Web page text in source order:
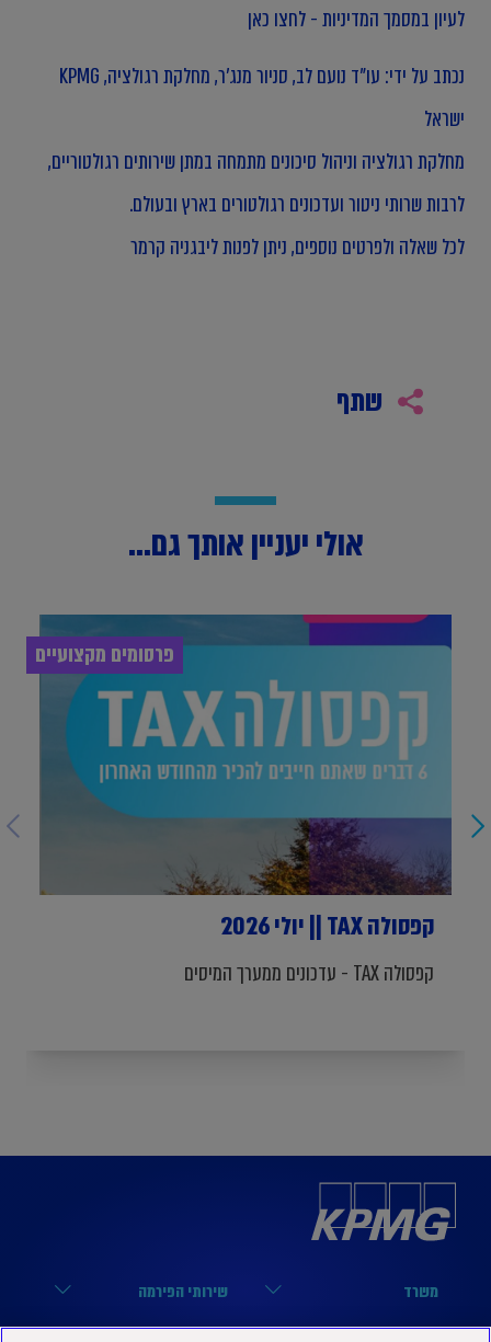
לעיון במסמך המדיניות - לחצו כאן
נכתב על ידי: עו"ד נועם לב, סניור מנג'ר,מחלקת רגולציה , KPMG
ישראל
מחלקת רגולציה וניהול סיכונים מתמחה במתן שירותים רגולטוריים,
לרבות שרותי ניטור ועדכונים רגולטורים בארץ ובעולם.
לכל שאלה ולפרטים נוספים, ניתן לפנות ליבגניה קרמר
שתף
אולי יעניין אותך גם...
פרסומים מקצועיים
קפסולה TAX || יולי 2026
קפסולה TAX - עדכונים ממערך המיסים
משרד
הארבעה 17, תל אביב
שירותי הפירמה
מערך הביקורת